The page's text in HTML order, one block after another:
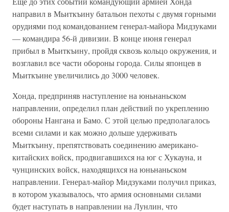
направил в Мьиткъину батальон пехоты с двумя горными
орудиями под командованием генерал-майора Мидзуками
— командира 56-й дивизии. В конце июня генерал
прибыл в Мьиткъину, пройдя сквозь кольцо окружения, и
возглавил все части обороны города. Силы японцев в
Мьиткъине увеличились до 3000 человек.
Хонда, предприняв наступление на юньнаньском
направлении, определил план действий по укреплению
обороны Нангана и Бамо. С этой целью предполагалось
всеми силами и как можно дольше удерживать
Мьиткъину, препятствовать соединению американо-
китайских войск, продвигавшихся на юг с Хукауна, и
чунцинских войск, находящихся на юньнаньском
направлении. Генерал-майор Мидзуками получил приказ,
в котором указывалось, что армия основными силами
будет наступать в направлении на Лунлин, что